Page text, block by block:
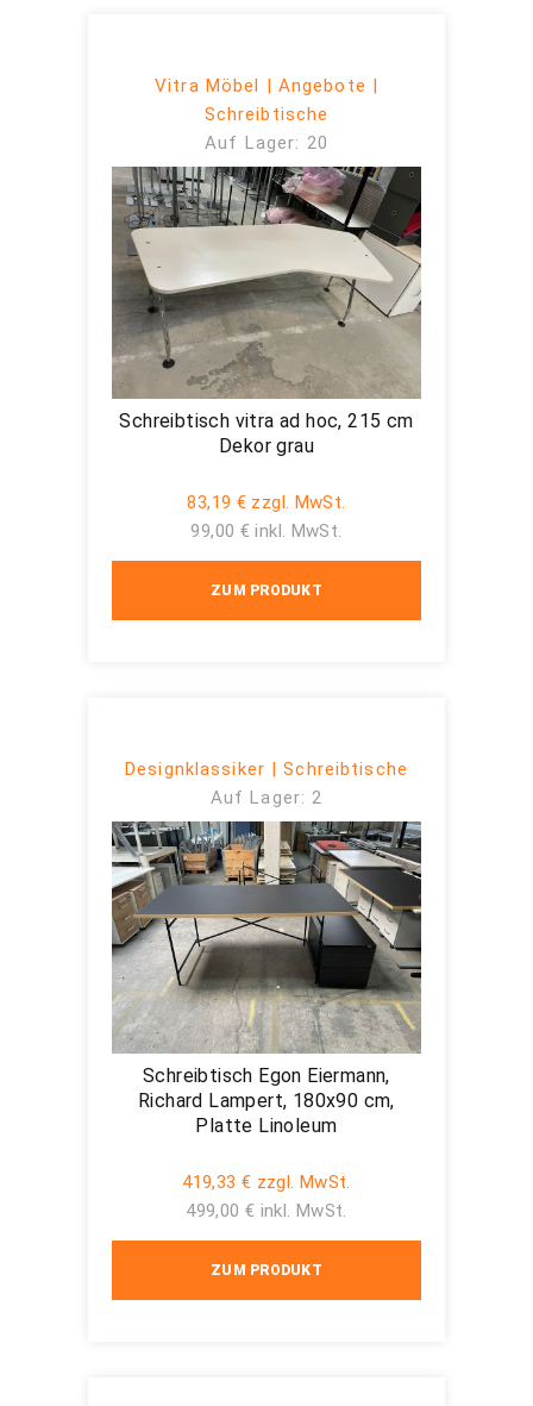
Vitra Möbel | Angebote |
Schreibtische
Auf Lager: 20
Schreibtisch vitra ad hoc, 215 cm
Dekor grau
83,19 € zzgl. MwSt.
99,00 € inkl. MwSt.
ZUM PRODUKT
Designklassiker | Schreibtische
Auf Lager: 2
Schreibtisch Egon Eiermann,
Richard Lampert, 180x90 cm,
Platte Linoleum
419,33 € zzgl. MwSt.
499,00 € inkl. MwSt.
ZUM PRODUKT